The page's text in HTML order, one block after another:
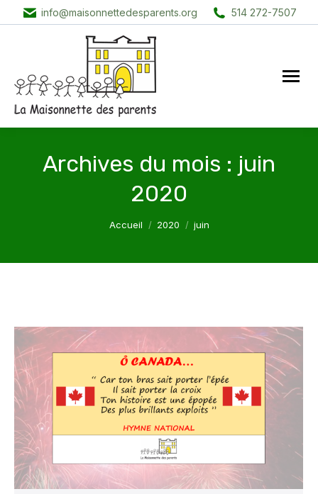
info@maisonnettedesparents.org 514 272-7507
Archives du mois : juin
2020
Vous êtes ici :
Accueil 2020 juin